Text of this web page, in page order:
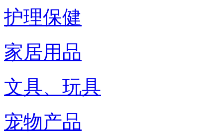
护理保健
家居用品
文具、玩具
宠物产品